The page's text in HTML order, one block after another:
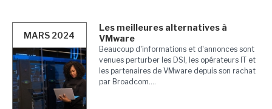
MARS 2024
Les meilleures alternatives à
VMware
Beaucoup d'informations et d'annonces sont
venues perturber les DSI, les opérateurs IT et
les partenaires de VMware depuis son rachat
par Broadcom....